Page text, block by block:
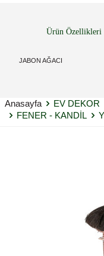
Ürün Özellikleri
JABON AĞACI
Anasayfa EV DEKOR
FENER - KANDİL